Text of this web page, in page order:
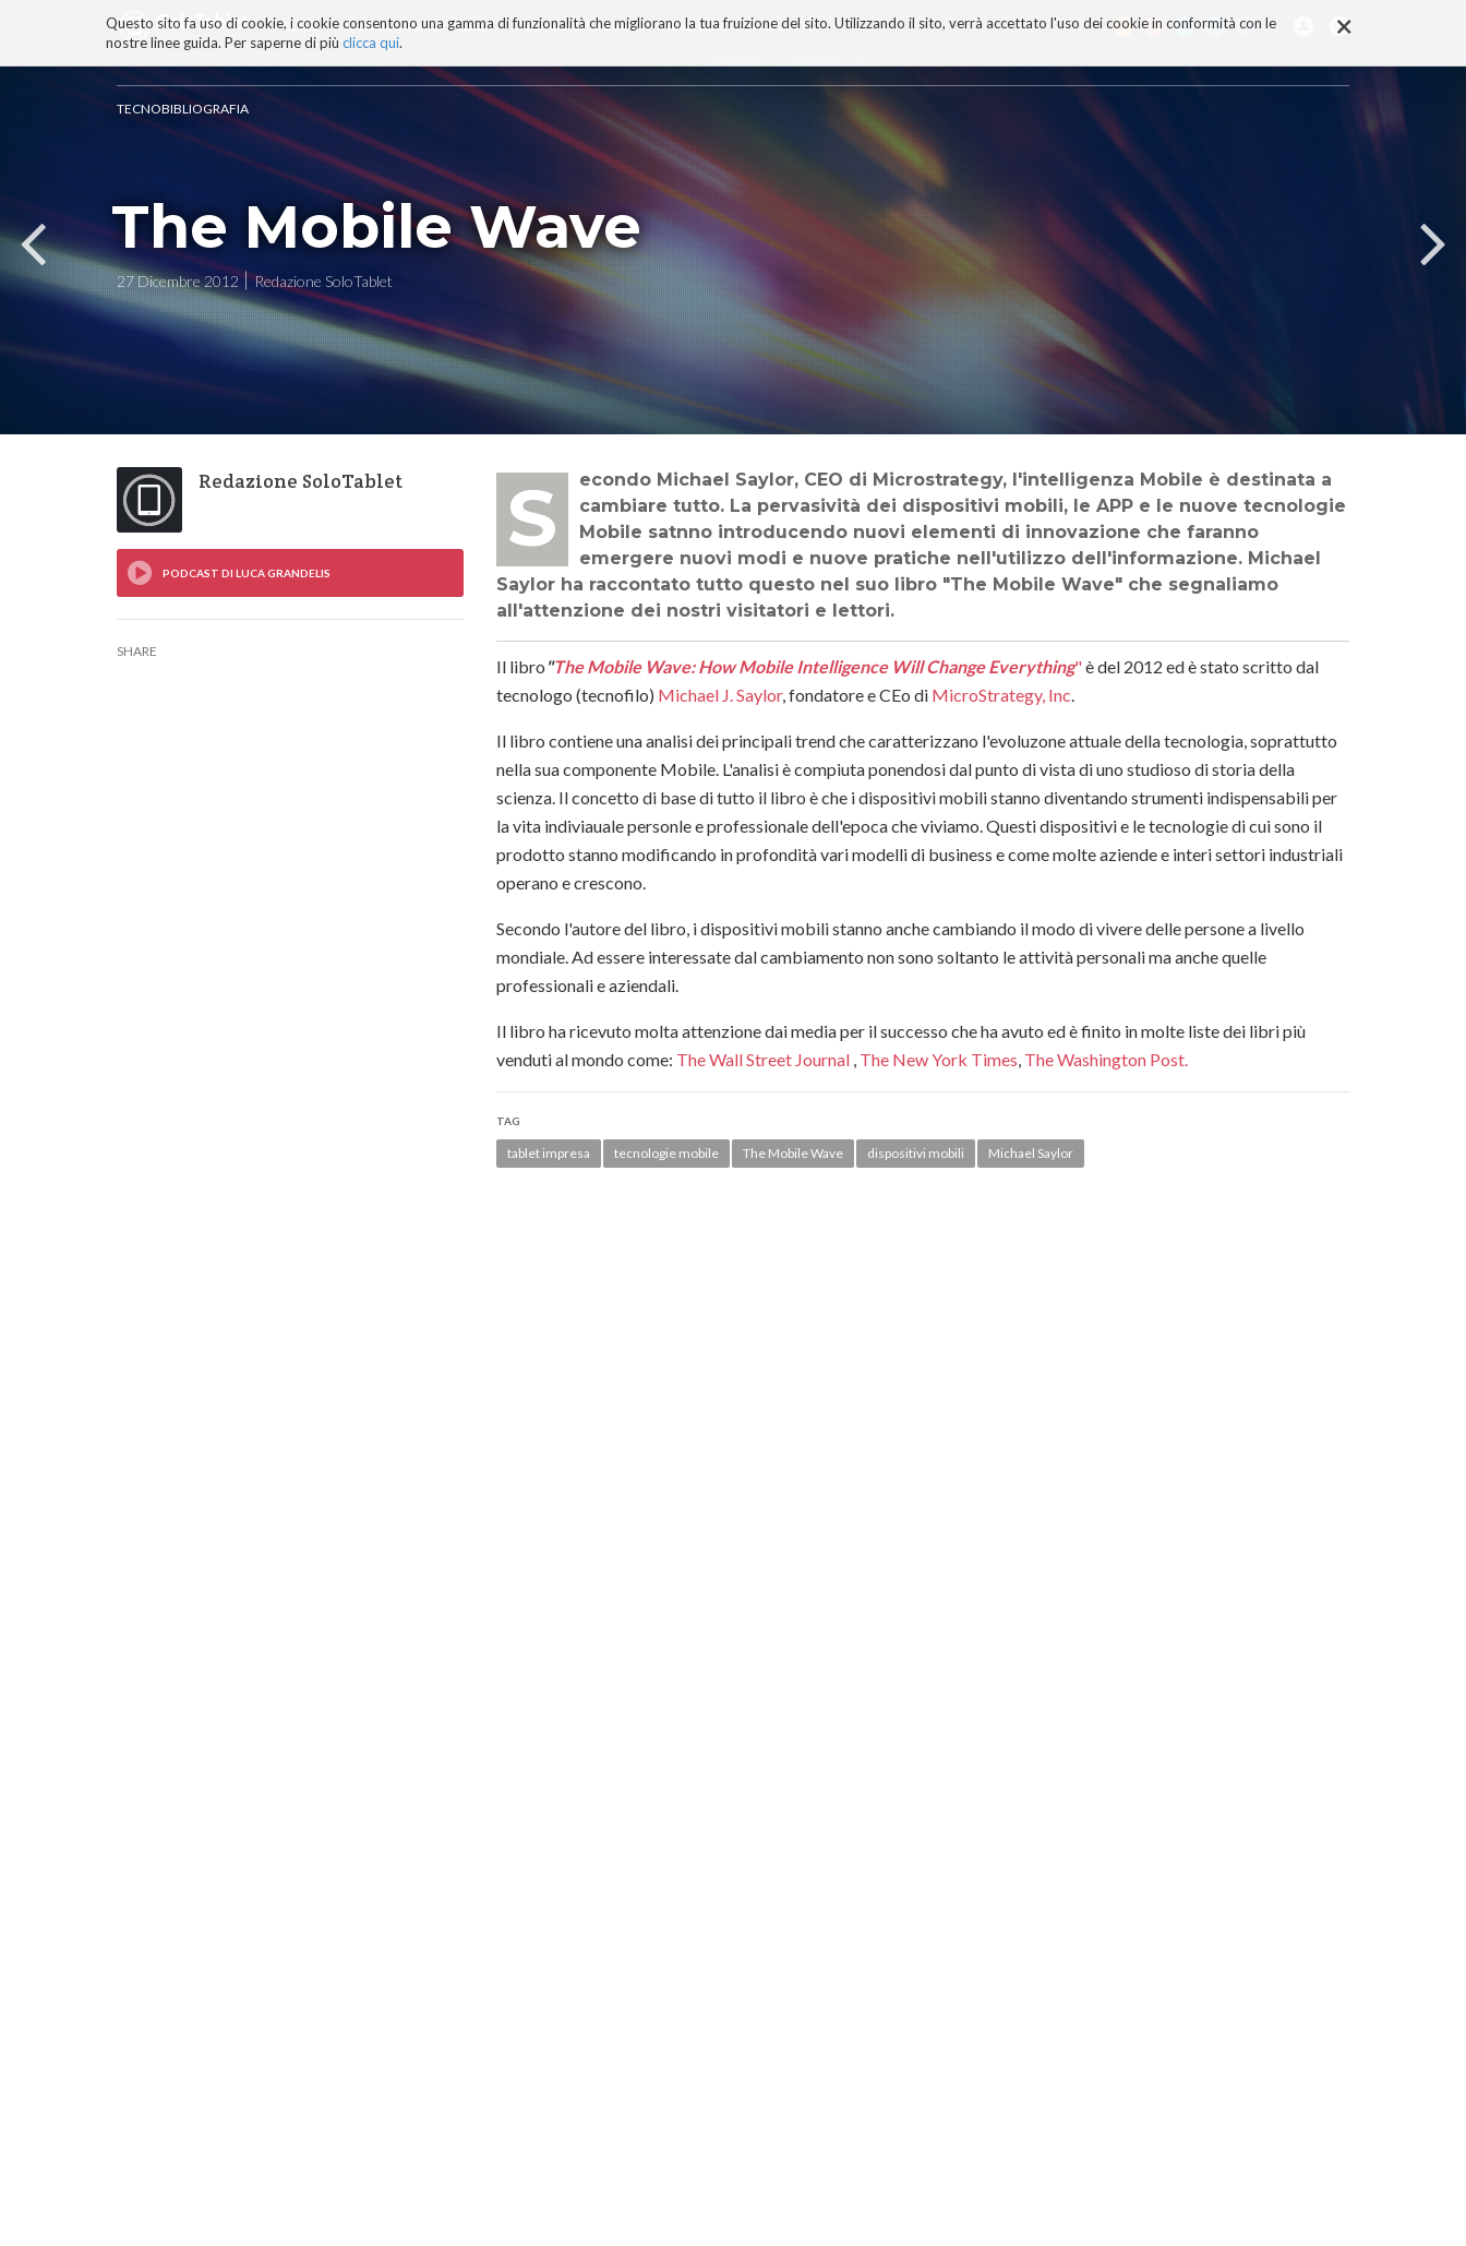
×
Questo sito fa uso di cookie, i cookie consentono una gamma di funzionalità che migliorano la tua fruizione del sito. Utilizzando il sito, verrà accettato l'uso dei cookie in conformità con le
nostre linee guida. Per saperne di più clicca qui.
BLOG TECNOCONSAPEVOLEZZA TECNOBIBLIOGRAFIA I MIEI LIBRI PROGETTO
ai
contenuti.
navigazione
TECNOBIBLIOGRAFIA
The Mobile Wave
27 Dicembre 2012 Redazione SoloTablet
Redazione SoloTablet
SHARE
Secondo Michael Saylor, CEO di Microstrategy, l'intelligenza Mobile è destinata a
cambiare tutto. La pervasività dei dispositivi mobili, le APP e le nuove tecnologie
Mobile satnno introducendo nuovi elementi di innovazione che faranno
emergere nuovi modi e nuove pratiche nell'utilizzo dell'informazione. Michael
Saylor ha raccontato tutto questo nel suo libro "The Mobile Wave" che segnaliamo
all'attenzione dei nostri visitatori e lettori.
Il libro "The Mobile Wave: How Mobile Intelligence Will Change Everything"è del 2012 ed è stato scritto dal
tecnologo (tecnofilo) Michael J. Saylor, fondatore e CEo di MicroStrategy, Inc
Il libro contiene una analisi dei principali trend che caratterizzano l'evoluzone attuale della tecnologia, soprattutto
nella sua componente Mobile. L'analisi è compiuta ponendosi dal punto di vista di uno studioso di storia della
scienza. Il concetto di base di tutto il libro è che i dispositivi mobili stanno diventando strumenti indispensabili per
la vita indiviauale personle e professionale dell'epoca che viviamo. Questi dispositivi e le tecnologie di cui sono il
prodotto stanno modificando in profondità vari modelli di business e come molte aziende e interi settori industriali
operano e crescono.
Secondo l'autore del libro, i dispositivi mobili stanno anche cambiando il modo di vivere delle persone a livello
mondiale. Ad essere interessate dal cambiamento non sono soltanto le attività personali ma anche quelle
professionali e aziendali.
Il libro ha ricevuto molta attenzione dai media per il successo che ha avuto ed è finito in molte liste dei libri più
venduti al mondo come: The Wall Street Journal The New York Times The Washington Post.
TAG
tablet impresa tecnologie mobile The Mobile Wave dispositivi mobili Michael Saylor